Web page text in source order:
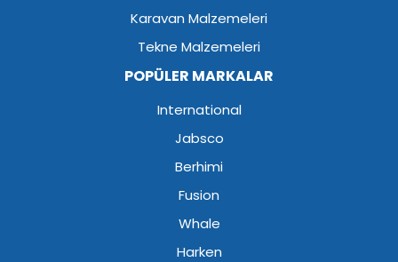
Karavan Malzemeleri
Tekne Malzemeleri
POPÜLER MARKALAR
International
Jabsco
Berhimi
Fusion
Whale
Harken